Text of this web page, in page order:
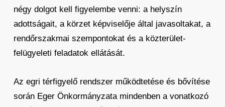
négy dolgot kell figyelembe venni: a helyszín
adottságait, a körzet képviselője által javasoltakat, a
rendőrszakmai szempontokat és a közterület-
felügyeleti feladatok ellátását.
Az egri térfigyelő rendszer működtetése és bővítése
során Eger Önkormányzata mindenben a vonatkozó